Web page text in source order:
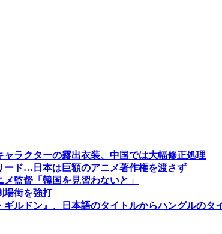
ャラクターの露出衣装、中国では大幅修正処理
ード…日本は巨額のアニメ著作権を渡さず
監督「韓国を見習わないと」
場街を強打
ルドン』、日本語のタイトルからハングルのタ